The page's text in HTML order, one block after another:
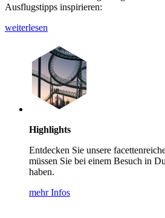
Ausflugstipps inspirieren:
weiterlesen
Highlights
Entdecken Sie unsere
müssen Sie bei einem Besuch in
haben.
mehr Infos